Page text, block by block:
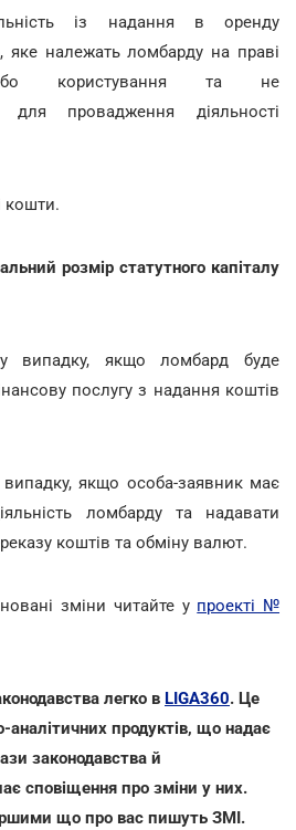
із надання в оренду
яке належать ломбарду на праві
або користування та не
для провадження діяльності
кошти.
розмір статутного капіталу
випадку, якщо ломбард буде
послугу з надання коштів
випадку, якщо особа-заявник має
ломбарду та надавати
коштів та обміну валют.
зміни читайте у проекті №
легко в LIGA360. Це
аналітичних продуктів, що надає
законодавства й
сповіщення про зміни у них.
що про вас пишуть ЗМІ.